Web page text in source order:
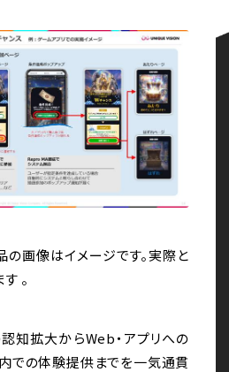
画像はイメージです。実際と
。
知拡大からWeb・アプリへの
での体験提供までを一気通貫